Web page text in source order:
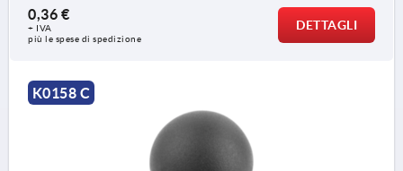
0,36 €
+ IVA
più le spese di spedizione
DETTAGLI
K0158 C